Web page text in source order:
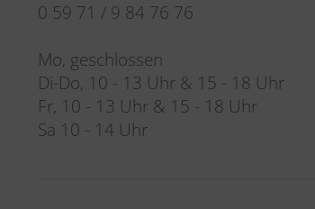
0 59 71 / 9 84 76 76
Mo, geschlossen
Di-Do, 10 - 13 Uhr & 15 - 18 Uhr
Fr, 10 - 13 Uhr & 15 - 18 Uhr
Sa 10 - 14 Uhr